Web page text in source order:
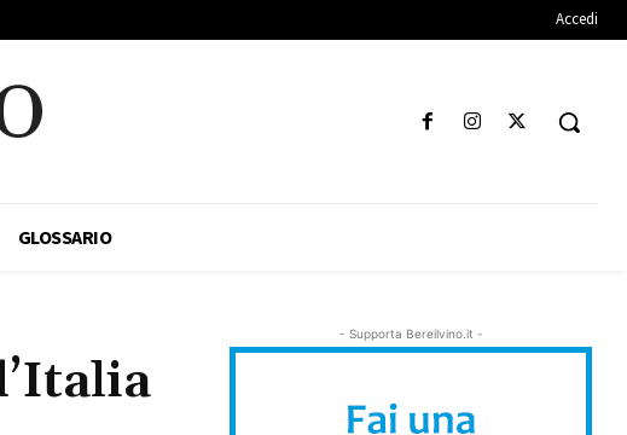
Accedi
GLOSSARIO
- Supporta Bereilvino.it -